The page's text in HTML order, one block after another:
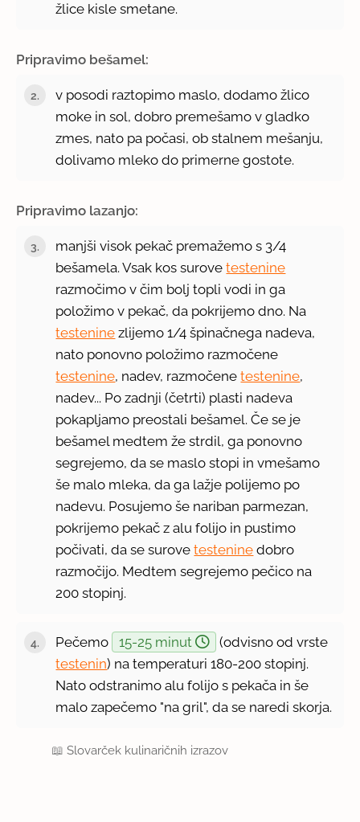
žlice kisle smetane.
Pripravimo bešamel:
v posodi raztopimo maslo, dodamo žlico
moke in sol, dobro premešamo v gladko
zmes, nato pa počasi, ob stalnem mešanju,
dolivamo mleko do primerne gostote.
Pripravimo lazanjo:
manjši visok pekač premažemo s 3/4
bešamela. Vsak kos surovetestenine
razmočimo v čim bolj topli vodi in ga
položimo v pekač, da pokrijemo dno. Na
testenine zlijemo 1/4 špinačnega nadeva,
nato ponovno položimo razmočene
testenine, nadev, razmočenetestenine,
nadev... Po zadnji (četrti) plasti nadeva
pokapljamo preostali bešamel. Če se je
bešamel medtem že strdil, ga ponovno
segrejemo, da se maslo stopi in vmešamo
še malo mleka, da ga lažje polijemo po
nadevu. Posujemo še nariban parmezan,
pokrijemo pekač z alu folijo in pustimo
počivati, da se surovetestenine dobro
razmočijo. Medtem segrejemo pečico na
200 stopinj.
Pečemo 15-25 minut
(odvisno od vrste
testenin) na temperaturi 180-200 stopinj.
Nato odstranimo alu folijo s pekača in še
malo zapečemo "na gril", da se naredi skorja.
📖Slovarček kulinaričnih izrazov